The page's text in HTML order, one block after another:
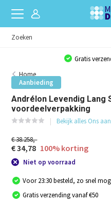
Gratis
Home
Aanbieding
Andrélon Levendig Lang
voordeelverpakking
Bekijk alles Ons
€ 38.258,-
€ 34,78 100% korting
Niet op voorraad
Voor 23:30 besteld, zo snel
Gratis verzending vanaf €50